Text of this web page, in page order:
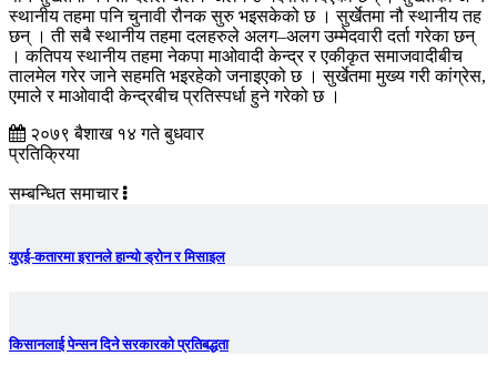
स्थानीय तहमा पनि चुनावी रौनक सुरु भइसकेको छ । सुर्खेतमा नौ स्थानीय तह
छन् । ती सबै स्थानीय तहमा दलहरुले अलग–अलग उम्मेदवारी दर्ता गरेका छन्
। कतिपय स्थानीय तहमा नेकपा माओवादी केन्द्र र एकीकृत समाजवादीबीच
तालमेल गरेर जाने सहमति भइरहेको जनाइएको छ । सुर्खेतमा मुख्य गरी कांग्रेस,
एमाले र माओवादी केन्द्रबीच प्रतिस्पर्धा हुने गरेको छ ।
२०७९ बैशाख १४ गते बुधवार
प्रतिक्रिया
सम्बन्धित समाचार
युएई-कतारमा इरानले हान्यो ड्रोन र मिसाइल
किसानलाई पेन्सन दिने सरकारको प्रतिबद्धता